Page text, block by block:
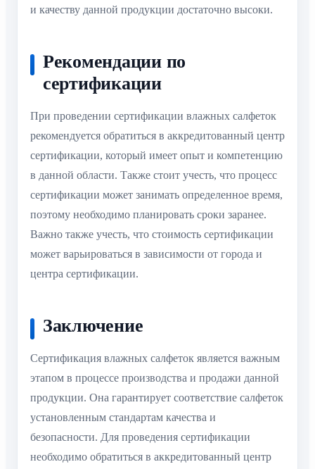
и качеству данной продукции достаточно высоки.
Рекомендации по
сертификации
При проведении сертификации влажных салфеток
рекомендуется обратиться в аккредитованный центр
сертификации, который имеет опыт и компетенцию
в данной области. Также стоит учесть, что процесс
сертификации может занимать определенное время,
поэтому необходимо планировать сроки заранее.
Важно также учесть, что стоимость сертификации
может варьироваться в зависимости от города и
центра сертификации.
Заключение
Сертификация влажных салфеток является важным
этапом в процессе производства и продажи данной
продукции. Она гарантирует соответствие салфеток
установленным стандартам качества и
безопасности. Для проведения сертификации
необходимо обратиться в аккредитованный центр